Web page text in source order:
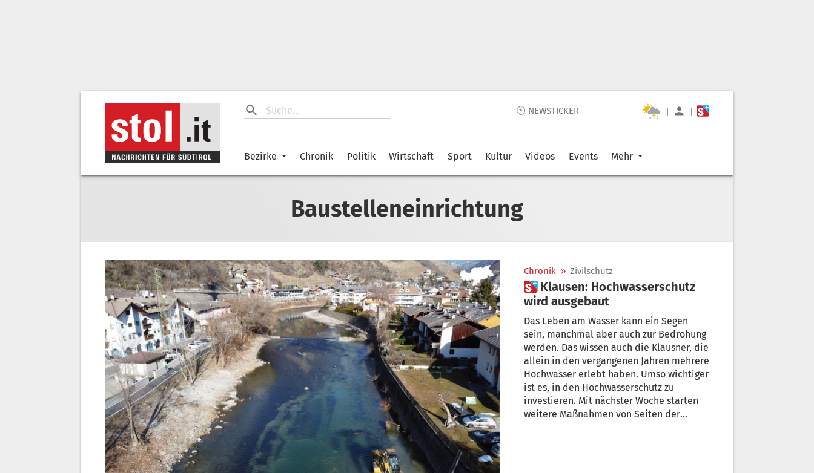
🕙 NEWSTICKER | |
Bezirke Chronik Politik Wirtschaft Sport Kultur Videos Events Mehr
Baustelleneinrichtung
Chronik » Zivilschutz
 Klausen: Hochwasserschutz
wird ausgebaut
Das Leben am Wasser kann ein Segen
sein, manchmal aber auch zur Bedrohung
werden. Das wissen auch die Klausner, die
allein in den vergangenen Jahren mehrere
Hochwasser erlebt haben. Umso wichtiger
ist es, in den Hochwasserschutz zu
investieren. Mit nächster Woche starten
weitere Maßnahmen von Seiten der